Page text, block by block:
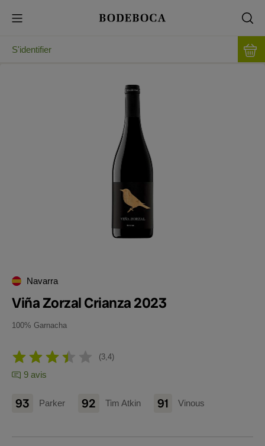
S'identifier
Navarra
Viña Zorzal Crianza 2023
100% Garnacha
3,4
9 avis
93 Parker 92 Tim Atkin 91 Vinous